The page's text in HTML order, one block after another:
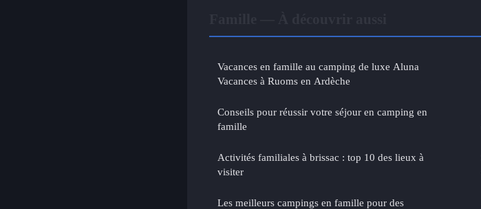
Vacances en famille au camping de luxe Aluna
Vacances à Ruoms en Ardèche
Conseils pour réussir votre séjour en camping en
famille
Activités familiales à brissac : top 10 des lieux à
visiter
Les meilleurs campings en famille pour des